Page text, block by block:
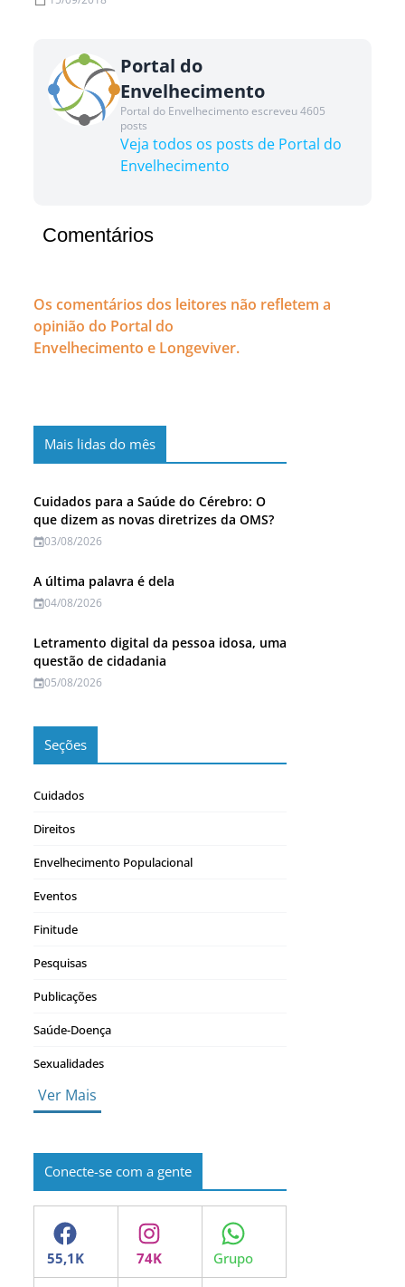
Portal do
Envelhecimento
Portal do Envelhecimento escreveu 4605
posts
Veja todos os posts de Portal do
Envelhecimento
Comentários
Os comentários dos leitores não refletem a
opinião do Portal do
Envelhecimento e Longeviver.
Mais lidas do mês
Cuidados para a Saúde do Cérebro: O
que dizem as novas diretrizes da OMS?
03/08/2026
A última palavra é dela
04/08/2026
Letramento digital da pessoa idosa, uma
questão de cidadania
05/08/2026
Seções
Cuidados
Direitos
Envelhecimento Populacional
Eventos
Finitude
Pesquisas
Publicações
Saúde-Doença
Sexualidades
Ver Mais
Conecte-se com a gente
Facebook Instagram WhatsApp